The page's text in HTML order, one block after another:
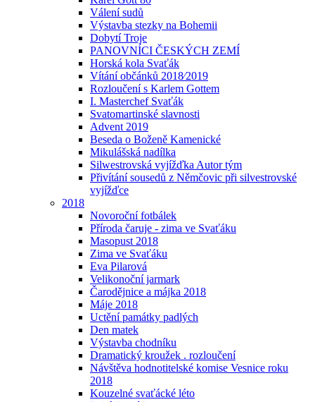
Válení sudů
Výstavba stezky na Bohemii
Dobytí Troje
PANOVNÍCI ČESKÝCH ZEMÍ
Horská kola Svaťák
Vítání občánků 2018⁄2019
Rozloučení s Karlem Gottem
I. Masterchef Svaťák
Svatomartinské slavnosti
Advent 2019
Beseda o Boženě Kamenické
Mikulášská nadílka
Silwestrovská vyjížďka Autor tým
Přivítání sousedů z Němčovic při silvestrovské
vyjížďce
2018
Novoroční fotbálek
Příroda čaruje - zima ve Svaťáku
Masopust 2018
Zima ve Svaťáku
Eva Pilarová
Velikonoční jarmark
Čarodějnice a májka 2018
Máje 2018
Uctění památky padlých
Den matek
Výstavba chodníku
Dramatický kroužek . rozloučení
Návštěva hodnotitelské komise Vesnice roku
2018
Kouzelné svaťácké léto